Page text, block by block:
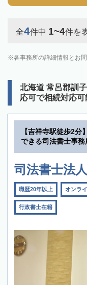
全4件中 1~4件を
各事務所の詳細情報とお
北海道 常呂郡訓
応可で相続対応
【吉祥寺駅徒歩2
できる司法書士事務
司法書士法
職歴20年以上 オンラ
行政書士在籍